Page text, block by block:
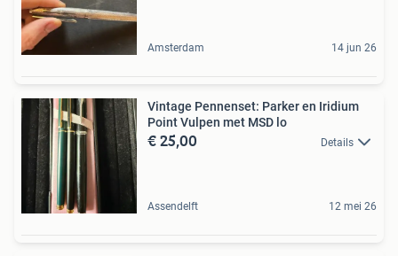
Amsterdam 14 jun 26
Vintage Pennenset: Parker en Iridium
Point Vulpen met MSD lo
€ 25,00 Details
Assendelft 12 mei 26